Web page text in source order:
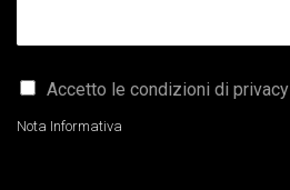
G
P
Accetto le condizioni di privacy
Nota Informativa